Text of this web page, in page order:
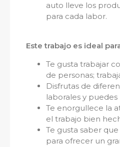
auto lleve los
para cada labor.
Este trabajo es ideal
Te gusta trabajar
de personas;
Disfrutas de
laborales y
Te enorgullece la
el trabajo bien
Te gusta saber
para ofrecer un